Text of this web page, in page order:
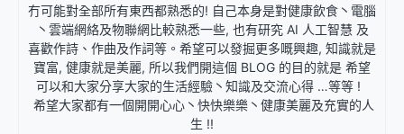
冇可能對全部所有東西都熟悉的! 自己本身是對健康飲食丶電腦
丶雲端網絡及物聯網比較熟悉一些, 也有研究 AI 人工智慧 及
喜歡作詩、作曲及作詞等。希望可以發掘更多嘅興趣, 知識就是
寶富, 健康就是美麗, 所以我們開這個 BLOG 的目的就是 希望
可以和大家分享大家的生活經驗丶知識及交流心得 …等等 !
希望大家都有一個開開心心丶快快樂樂丶健康美麗及充實的人
生 !!